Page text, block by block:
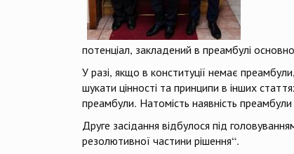
потенціал, закладений в преамбулі
У разі, якщо в конституції немає
шукати цінності та принципи в інших
преамбули. Натомість наявність
Друге засідання відбулося під
резолютивної частини рішення“.